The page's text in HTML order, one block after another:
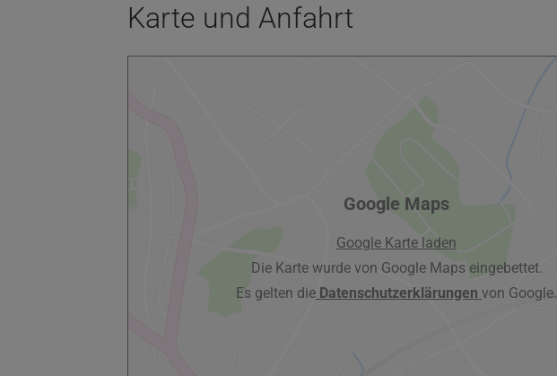
Karte und Anfahrt
Google Maps
Google Karte laden
Die Karte wurde von Google Maps eingebettet.
Es gelten die Datenschutzerklärungen von Google.